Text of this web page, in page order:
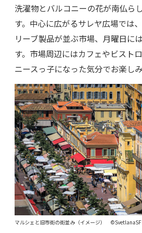
洗濯物とバルコニーの花が南仏ら
す。中心に広がるサレヤ広場では
リーブ製品が並ぶ市場、月曜日に
す。市場周辺にはカフェやビスト
ニースっ子になった気分でお楽し
マルシェと旧市街の街並み（イメージ） ©SvetlanaSF